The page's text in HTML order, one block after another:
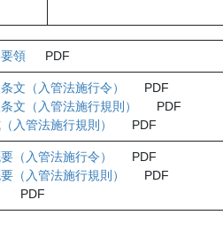
領 PDF
文（入管法施行令）
PDF
文（入管法施行規則）
PDF
入管法施行規則）
PDF
（入管法施行令）
PDF
（入管法施行規則）
PDF
PDF